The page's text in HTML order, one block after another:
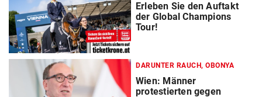
Erleben Sie den Auftakt
der Global Champions
Tour!
DARUNTER RAUCH, OBONYA
Wien: Männer
protestierten gegen